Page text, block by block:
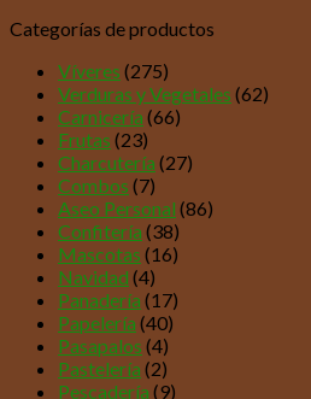
Categorías de productos
Víveres (275)
Verduras y Vegetales (62)
Carnicería (66)
Frutas (23)
Charcutería (27)
Combos (7)
Aseo Personal (86)
Confitería (38)
Mascotas (16)
Navidad (4)
Panadería (17)
Papelería (40)
Pasapalos (4)
Pastelería (2)
Pescadería (9)